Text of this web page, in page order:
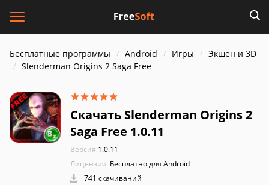
Бесплатные программы Android Игры
Экшен и 3D
Slenderman Origins 2 Saga Free
Скачать Slenderman Origins 2
Saga Free 1.0.11
Версия:1.0.11
Лицензия: Бесплатно для Android
741 скачиваний